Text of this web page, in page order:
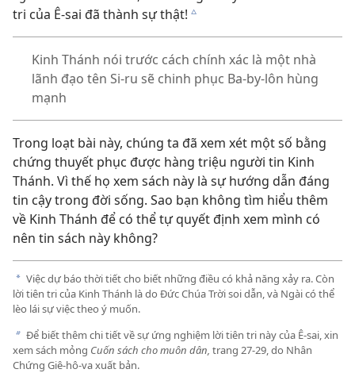
tri của Ê-sai đã thành sự thật! c
Kinh Thánh nói trước cách chính xác là một nhà
lãnh đạo tên Si-ru sẽ chinh phục Ba-by-lôn hùng
mạnh
Trong loạt bài này, chúng ta đã xem xét một số bằng
chứng thuyết phục được hàng triệu người tin Kinh
Thánh. Vì thế họ xem sách này là sự hướng dẫn đáng
tin cậy trong đời sống. Sao bạn không tìm hiểu thêm
về Kinh Thánh để có thể tự quyết định xem mình có
nên tin sách này không?
a Việc dự báo thời tiết cho biết những điều có khả năng xảy ra. Còn
lời tiên tri của Kinh Thánh là do Đức Chúa Trời soi dẫn, và Ngài có thể
lèo lái sự việc theo ý muốn.
b Để biết thêm chi tiết về sự ứng nghiệm lời tiên tri này của Ê-sai, xin
xem sách mỏng Cuốn sách cho muôn dân, trang 27-29, do Nhân
Chứng Giê-hô-va xuất bản.